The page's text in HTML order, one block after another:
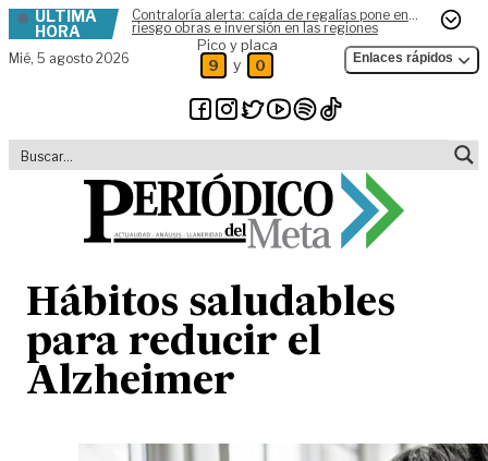
Skip to content
ÚLTIMA
HORA
Contraloría alerta: caída de regalías pone en
riesgo obras e inversión en las regiones
Mié, 5 agosto 2026
Pico y placa
9 y 0 Enlaces rápidos
Hábitos saludables
para reducir el
Alzheimer